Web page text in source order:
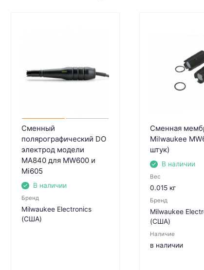
Сменный
полярографический DO
электрод модели
MA840 для MW600 и
Mi605
В наличии
Бренд
Milwaukee Electronics
(США)
Сменная
Milwaukee
штук)
В наличии
Вес
0.015 кг
Бренд
Milwaukee
(США)
Наличие
в наличии